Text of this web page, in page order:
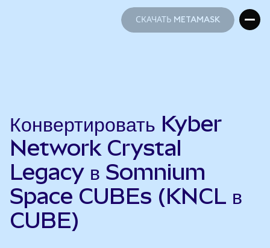
СКАЧАТЬ METAMASK
Конвертировать Kyber
Network Crystal
Legacy в Somnium
Space CUBEs (KNCL в
CUBE)